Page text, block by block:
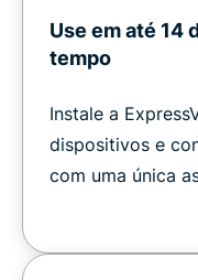
Use em até 14
tempo
Instale a
dispositivos e
com uma única